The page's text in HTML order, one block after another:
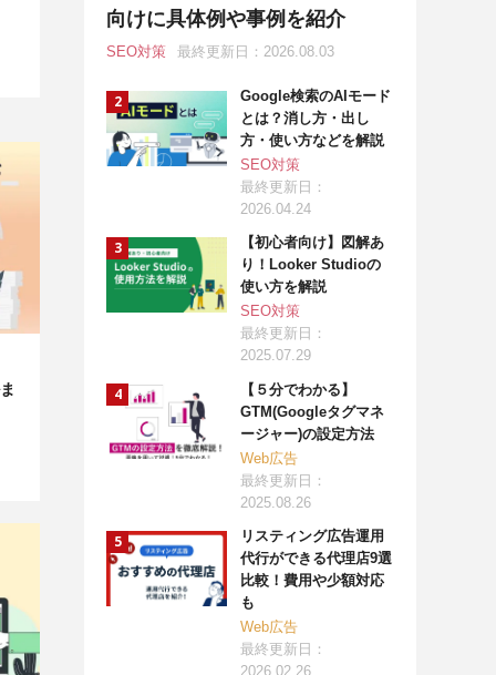
向けに具体例や事例を紹介
SEO対策 最終更新日：2026.08.03
Google検索のAIモード
とは？消し方・出し
方・使い方などを解説
SEO対策
最終更新日：
2026.04.24
【初心者向け】図解あ
り！Looker Studioの
使い方を解説
SEO対策
最終更新日：
2025.07.29
【５分でわかる】
GTM(Googleタグマネ
ージャー)の設定方法
Web広告
最終更新日：
2025.08.26
リスティング広告運用
代行ができる代理店9選
比較！費用や少額対応
も
Web広告
最終更新日：
2026.02.26